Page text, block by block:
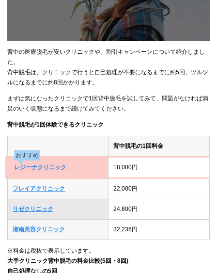
背中の医療脱毛が安いクリニックや、割引キャンペーンについて紹介しまし
た。
背中脱毛は、クリニックで行うと自己処理が不要になるまでに約5回、ツルツ
ルになるまでに約8回かかります。
まずは気になったクリニックで1回背中脱毛を試してみて、問題がなければ満
足のいく状態になるまで続けてみてください。
背中脱毛が1回体験できるクリニック
背中脱毛の1回料金
おすすめ
レジーナクリニック
18,000円
フレイアクリニック 22,000円
リゼクリニック 24,800円
湘南美容クリニック 32,236円
※料金は税抜で表示しています。
大手クリニック背中脱毛の料金比較(5回・8回)
自己処理なしの5回